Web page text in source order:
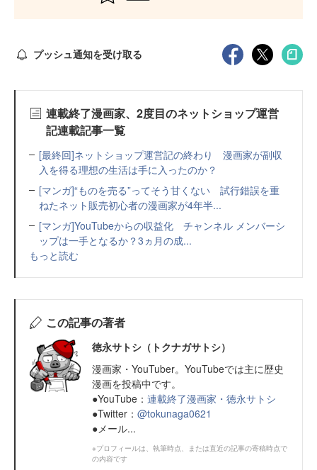
プッシュ通知を受け取る
連載終了漫画家、2度目のネットショップ運営
記連載記事一覧
[最終回]ネットショップ運営記の終わり 漫画家が副収
入を得る理想の生活は手に入ったのか？
[マンガ]“ものを売る”ってそう甘くない 試行錯誤を重
ねたネット販売初心者の漫画家が4年半...
[マンガ]YouTubeからの収益化 チャンネル メンバーシ
ップは一手となるか？3ヵ月の成...
もっと読む
この記事の著者
徳永サトシ（トクナガサトシ）
漫画家・YouTuber。YouTubeでは主に歴史
漫画を投稿中です。
●YouTube： 連載終了漫画家・徳永サトシ
●Twitter： @tokunaga0621
●メール...
※プロフィールは、執筆時点、または直近の記事の寄稿時点で
の内容です